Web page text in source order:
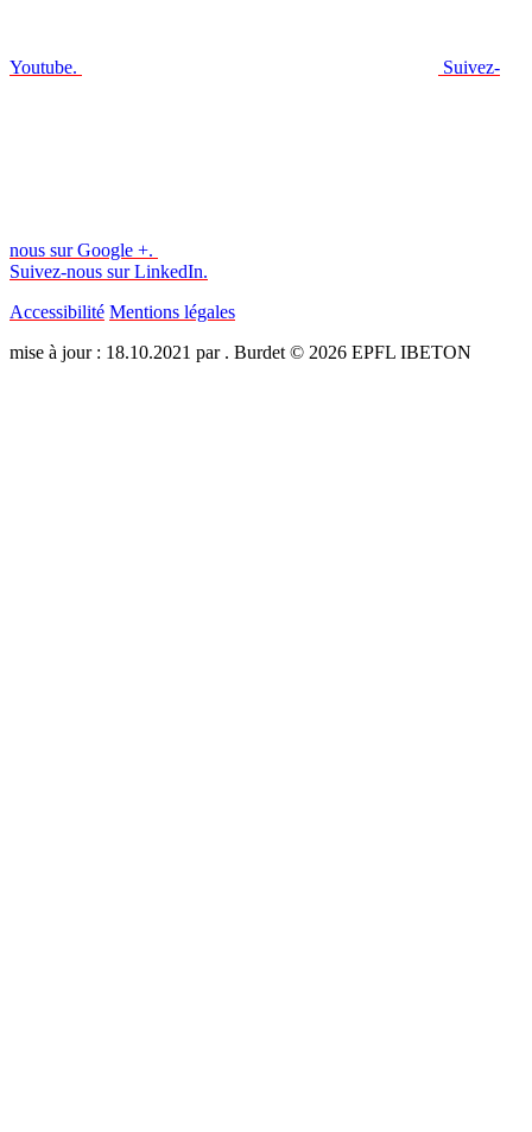
Youtube. Suivez-
nous sur Google +.
Suivez-nous sur LinkedIn.
Accessibilité Mentions légales
mise à jour : 18.10.2021 par . Burdet © 2026 EPFL IBETON